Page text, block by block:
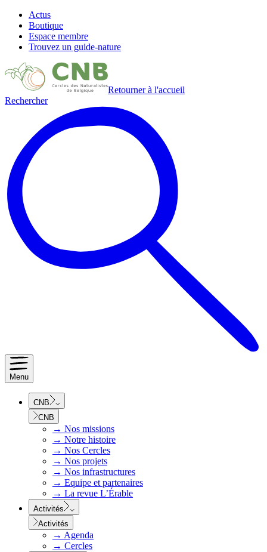
Actus
Boutique
Espace membre
Trouvez un guide-nature
Retourner à l'accueil
Rechercher
Menu
CNB
CNB
→ Nos missions
→ Notre histoire
→ Nos Cercles
→ Nos projets
→ Nos infrastructures
→ Equipe et partenaires
→ La revue L’Érable
Activités
Activités
→ Agenda
→ Cercles